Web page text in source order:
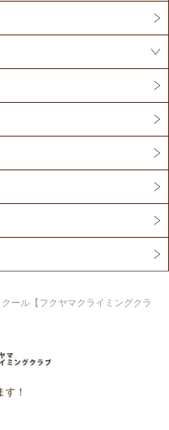
ール【フクヤマクライミングクラ
！